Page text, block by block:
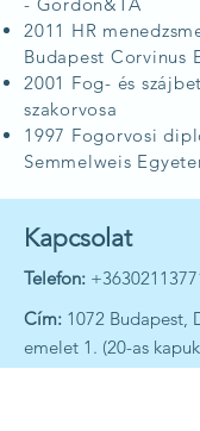
2011 HR
Budapest Corvinus
2001 Fog- és
szakorvosa
1997 Fogorvosi
Semmelweis
Kapcsolat
Telefon:
Cím: 1072 Budapest,
emelet 1. (20-as